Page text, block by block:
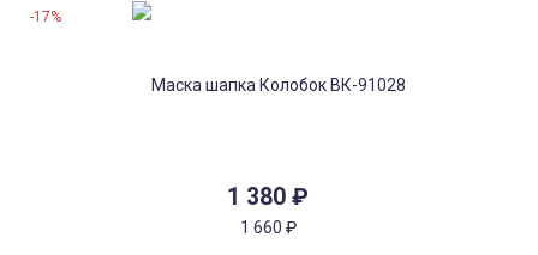
1 380 ₽
1 660 ₽
-17%